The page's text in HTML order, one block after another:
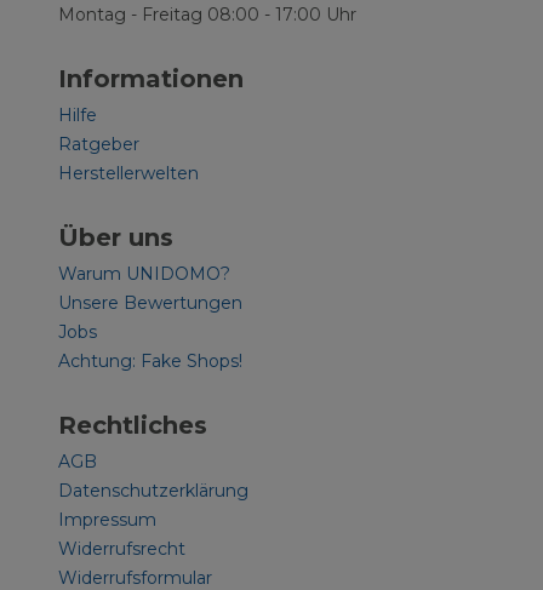
Montag - Freitag 08:00 - 17:00 Uhr
Informationen
Hilfe
Ratgeber
Herstellerwelten
Über uns
Warum UNIDOMO?
Unsere Bewertungen
Jobs
Achtung: Fake Shops!
Rechtliches
AGB
Datenschutzerklärung
Impressum
Widerrufsrecht
Widerrufsformular